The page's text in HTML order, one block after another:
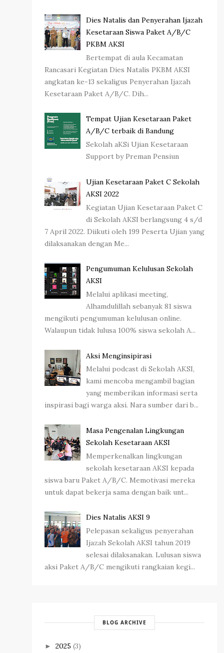
Dies Natalis dan Penyerahan Ijazah
Kesetaraan Siswa Paket A/B/C
PKBM AKSI
Bertempat di aula Kecamatan
Rancasari Kegiatan Dies Natalis PKBM AKSI
angkatan ke-13 sekaligus Penyerahan Ijazah
Kesetaraan Paket A/B/C. Dih...
Tempat Ujian Kesetaraan Paket
A/B/C terbaik di Bandung
Sekolah aKSi Ujian Kesetaraan
Support by Preman Pensiun
Ujian Kesetaraan Paket C Sekolah
AKSI 2022
Kegiatan Ujian Kesetaraan Paket C
di Sekolah AKSI berlangsung 4 s/d
7 April 2022. Diikuti oleh 199 Peserta Ujian yang
dilaksanakan dengan Me...
Pengumuman Kelulusan Sekolah
AKSI
Melalui aplikasi meeting,
Alhamdulillah sebanyak 81 siswa
mengikuti pengumuman kelulusan online.
Walaupun tidak lulusa 100% siswa sekolah A...
Aksi Menginsipirasi
Melalui podcast di Sekolah AKSI,
kami mencoba mengambil bagian
yang memberikan informasi serta
inspirasi bagi warga aksi. Nara sumber dari b...
Masa Pengenalan Lingkungan
Sekolah Kesetaraan AKSI
Memperkenalkan lingkungan
sekolah kesetaraan AKSI kepada
siswa baru Paket A/B/C. Memotivasi mereka
untuk dapat bekerja sama dengan baik unt...
Dies Natalis AKSI 9
Pelepasan sekaligus penyerahan
Ijazah Sekolah AKSI tahun 2019
selesai dilaksanakan. Lulusan siswa
aksi Paket A/B/C mengikuti rangkaian kegi...
BLOG ARCHIVE
► 2025 (3)